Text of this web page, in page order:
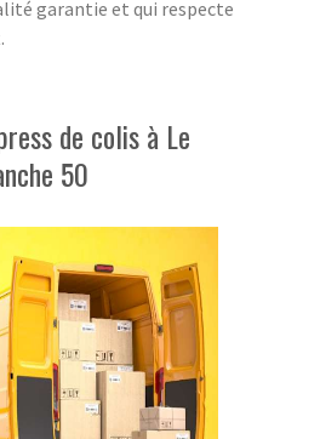
garantie et qui respecte
de colis à Le
50